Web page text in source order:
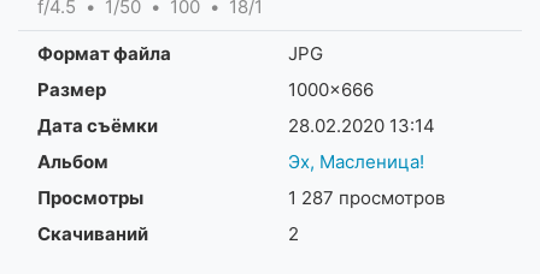
f/4.5
1/50 100 18/1
Формат файла
JPG
Размер
1000×666
Дата съёмки
28.02.2020 13:14
Альбом
Эх, Масленица!
Просмотры
1 287 просмотров
Скачиваний
2